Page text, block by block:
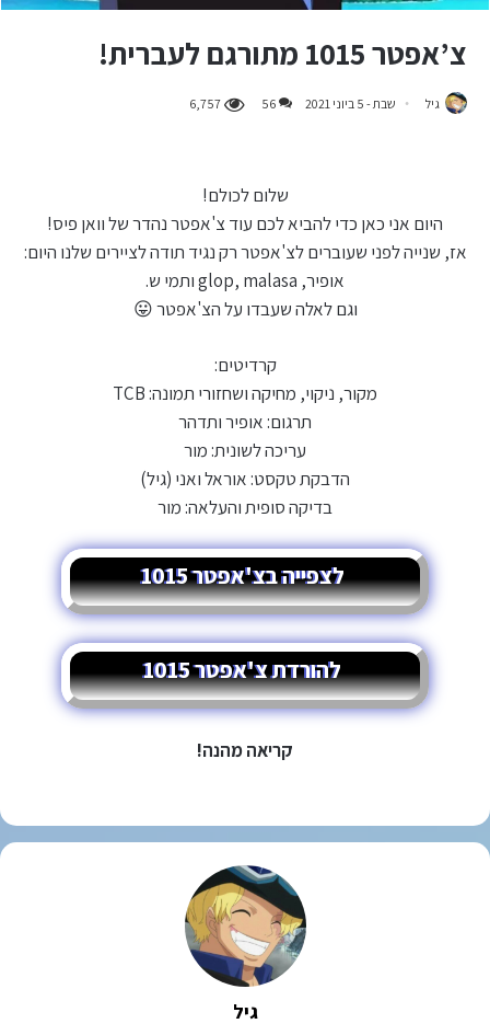
צ’אפטר 1015 מתורגם לעברית!
גיל שבת - 5 ביוני 2021 56
6,757
שלום לכולם!
היום אני כאן כדי להביא לכם עוד צ'אפטר נהדר של וואן פיס!
אז, שנייה לפני שעוברים לצ'אפטר רק נגיד תודה לציירים שלנו היום:
אופיר, glop, malasa ותמי ש.
וגם לאלה שעבדו על הצ'אפטר 😛
קרדיטים:
מקור, ניקוי, מחיקה ושחזורי תמונה: TCB
תרגום: אופיר ותדהר
עריכה לשונית: מור
הדבקת טקסט: אוראל ואני (גיל)
בדיקה סופית והעלאה: מור
לצפייה בצ'אפטר 1015
להורדת צ'אפטר 1015
קריאה מהנה!
גיל